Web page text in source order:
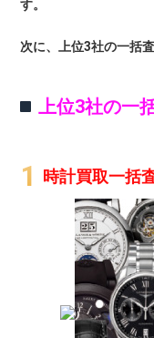
す。
次に、上位3社の一括
上位3社の一
時計買取一括